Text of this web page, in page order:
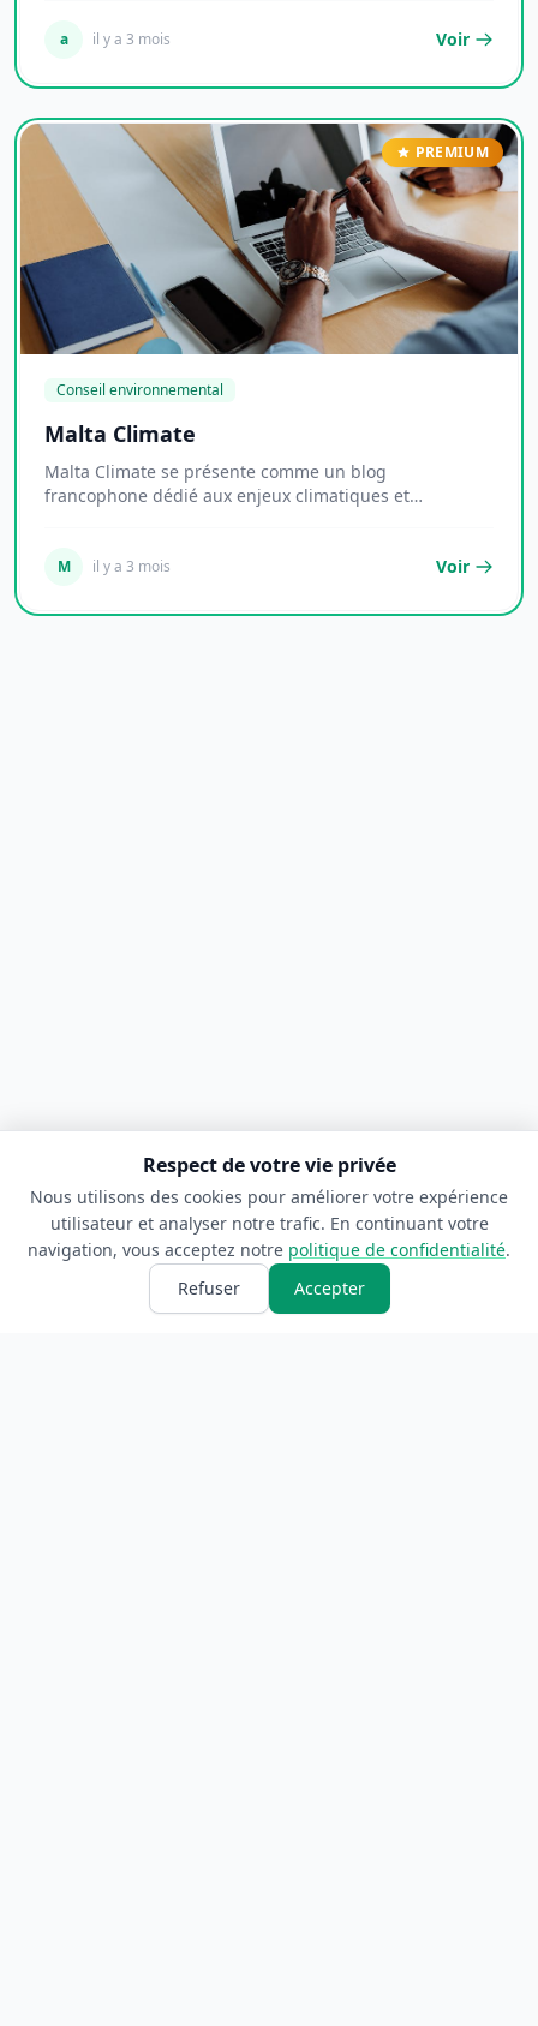
a il y a 3 mois Voir
PREMIUM
Conseil environnemental
Malta Climate
Malta Climate se présente comme un blog
francophone dédié aux enjeux climatiques et
M il y a 3 mois Voir
Respect de votre vie privée
Nous utilisons des cookies pour améliorer votre expérience
utilisateur et analyser notre trafic. En continuant votre
navigation, vous acceptez notre politique de confidentialité.
Refuser
Accepter